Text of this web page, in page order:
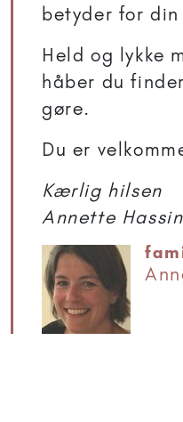
betyder for
Held og lykke
håber du
gøre.
Du er
Kærlig hilsen
Annette